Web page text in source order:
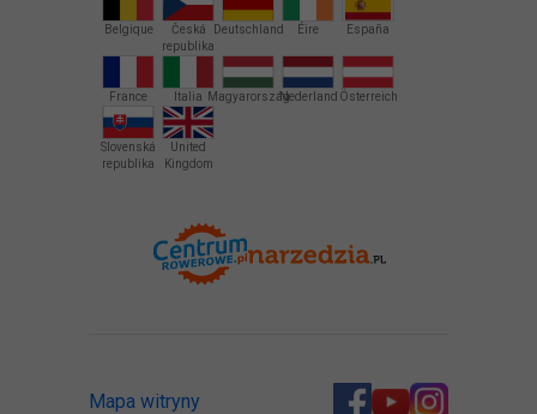
Belgique
Česká
republika
Deutschland Éire España
France Italia MagyarországNederland Österreich
Slovenská
republika
United
Kingdom
Mapa witryny